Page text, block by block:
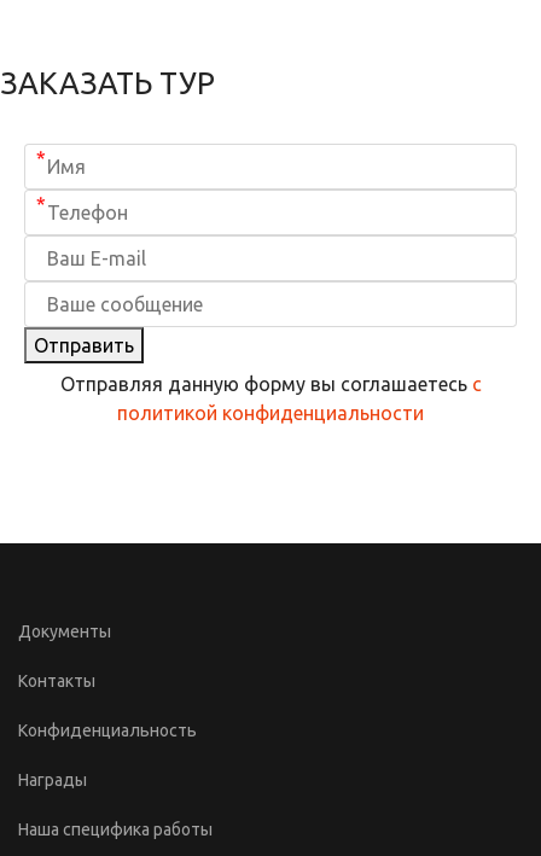
ЗАКАЗАТЬ ТУР
*
*
Отправить
Отправляя данную форму вы соглашаетесь с
политикой конфиденциальности
Документы
Контакты
Конфиденциальность
Награды
Наша специфика работы